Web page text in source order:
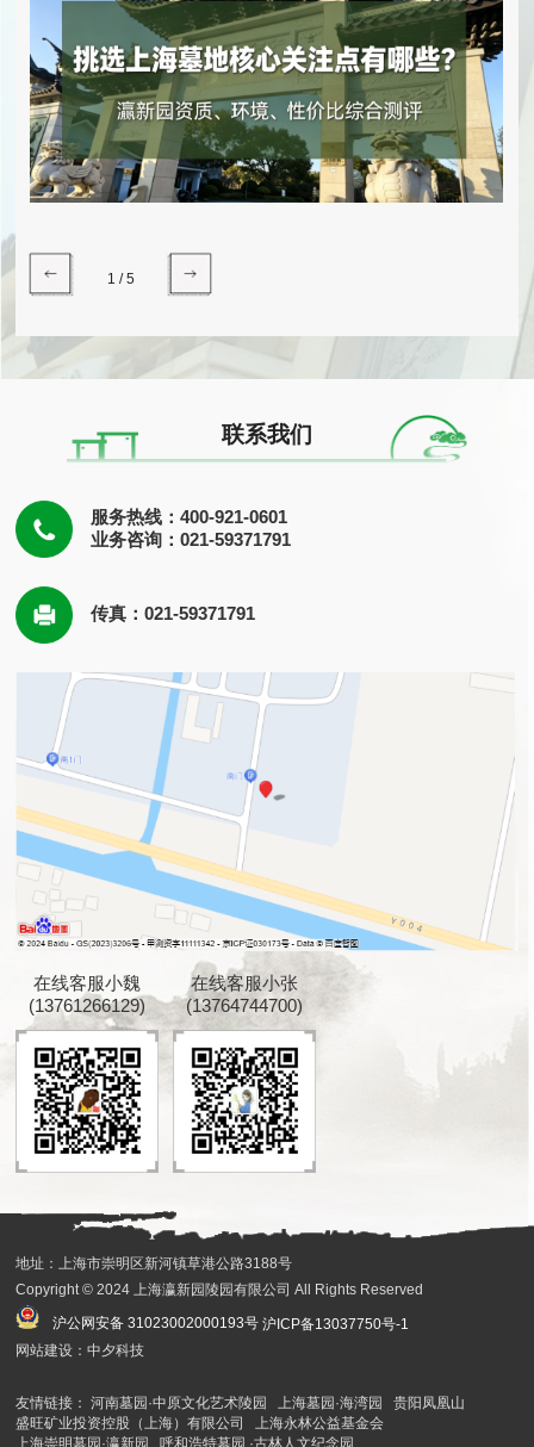
1 /5
联系我们
服务热线：400-921-0601
业务咨询：021-59371791
传真：021-59371791
在线客服小魏
(13761266129)
在线客服小张
(13764744700)
地址：上海市崇明区新河镇草港公路3188号
Copyright © 2024 上海瀛新园陵园有限公司 All Rights Reserved
沪公网安备 31023002000193号 沪ICP备13037750号-1
网站建设：中夕科技
友情链接：河南墓园·中原文化艺术陵园 上海墓园·海湾园
贵阳凤凰山
盛旺矿业投资控股（上海）有限公司
上海永林公益基金会